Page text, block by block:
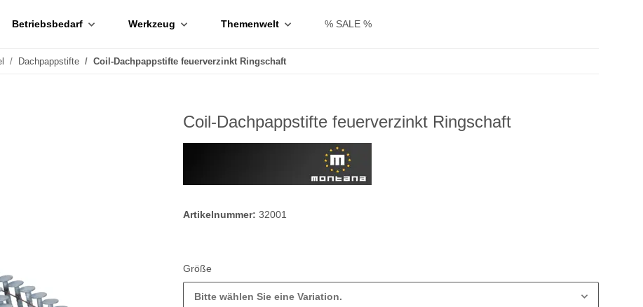
Betriebsbedarf Werkzeug Themenwelt % SALE %
Dachpappstifte Coil-Dachpappstifte feuerverzinkt Ringschaft
Coil-Dachpappstifte feuerverzinkt Ringschaft
Artikelnummer: 32001
Größe
Bitte wählen Sie eine Variation.